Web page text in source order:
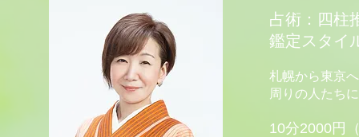
占術：四柱
鑑定スタイ
札幌から東京
周りの人たち
10分2000円